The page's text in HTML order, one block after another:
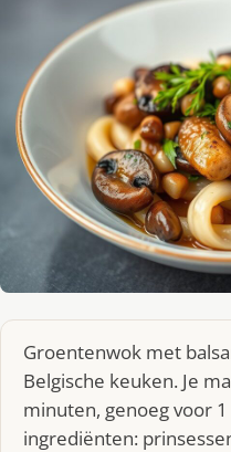
Groentenwok met
Belgische keuken. Je
minuten, genoeg voor
ingrediënten: